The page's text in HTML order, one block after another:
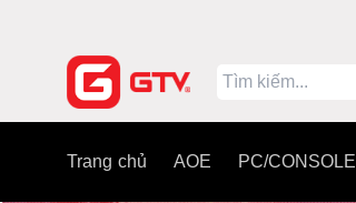
Trang chủ AOE PC/CONSOLE